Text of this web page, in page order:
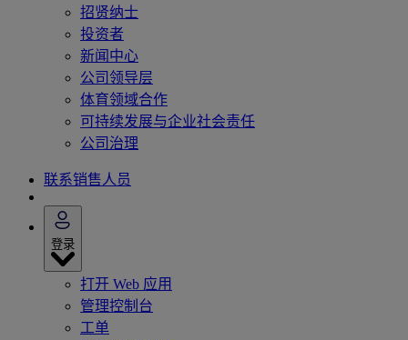
招贤纳士
投资者
新闻中心
公司领导层
体育领域合作
可持续发展与企业社会责任
公司治理
联系销售人员
登录
打开 Web 应用
管理控制台
工单